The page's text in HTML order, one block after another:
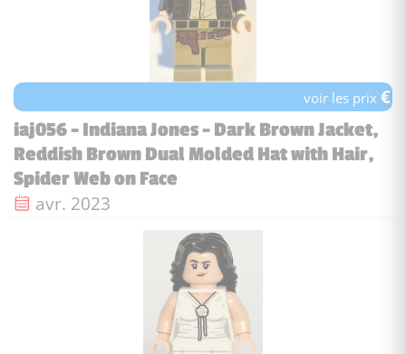
voir les prix€
iaj056 - Indiana Jones - Dark Brown Jacket,
Reddish Brown Dual Molded Hat with Hair,
Spider Web on Face
Date de sortie :
avr. 2023